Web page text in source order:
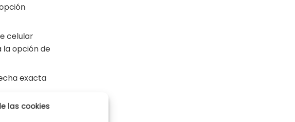
las cookies
celular
la opción de
exacta